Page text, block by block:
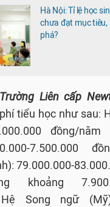
Hà Nội: Tỉ lệ học
chưa đạt mục tiêu,
phá?
Trường Liên cấp
tiểu học như sau:
đồng/
7.500.000
79.000.000-
khoảng
Song ngữ